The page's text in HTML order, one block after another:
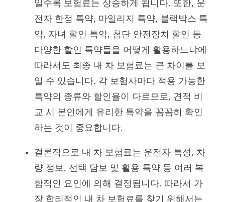
일수록 보험료는 상승하게 됩니다. 또한, 운
전자 한정 특약, 마일리지 특약, 블랙박스 특
약, 자녀 할인 특약, 첨단 안전장치 할인 등
다양한 할인 특약들을 어떻게 활용하느냐에
따라서도 최종 내 차 보험료는 큰 차이를 보
일 수 있습니다. 각 보험사마다 적용 가능한
특약의 종류와 할인율이 다르므로, 견적 비
교 시 본인에게 유리한 특약을 꼼꼼히 확인
하는 것이 중요합니다.
결론적으로 내 차 보험료는 운전자 특성, 차
량 정보, 선택 담보 및 활용 특약 등 여러 복
합적인 요인에 의해 결정됩니다. 따라서 가
장 합리적인 내 차 보험료를 찾기 위해서는